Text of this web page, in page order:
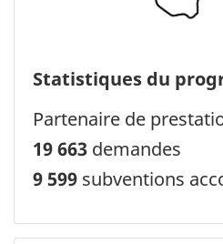
Statistiques du
Partenaire de
19 663 demandes
9 599 subventions